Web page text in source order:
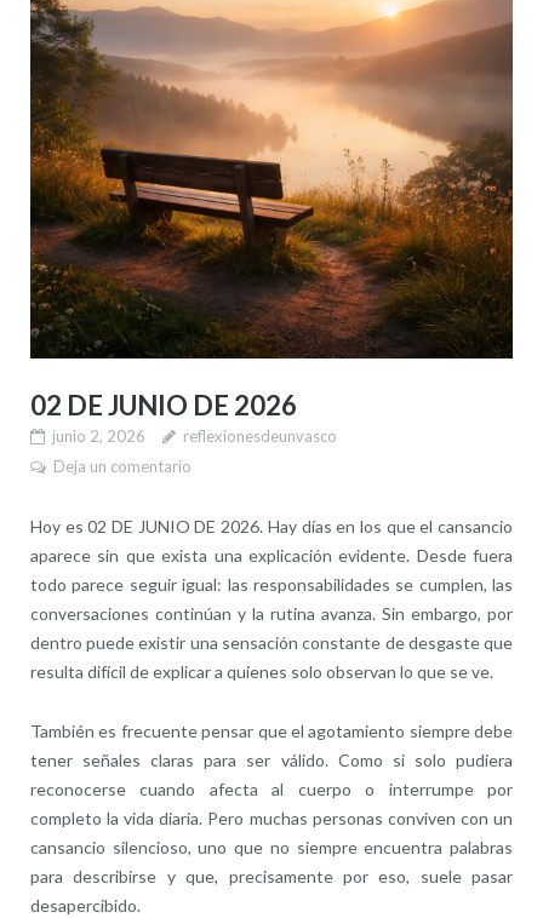
02 DE JUNIO DE 2026
junio 2, 2026
reflexionesdeunvasco
Deja un comentario
Hoy es 02 DE JUNIO DE 2026. Hay días en los que el cansancio
aparece sin que exista una explicación evidente. Desde fuera
todo parece seguir igual: las responsabilidades se cumplen, las
conversaciones continúan y la rutina avanza. Sin embargo, por
dentro puede existir una sensación constante de desgaste que
resulta difícil de explicar a quienes solo observan lo que se ve.
También es frecuente pensar que el agotamiento siempre debe
tener señales claras para ser válido. Como si solo pudiera
reconocerse cuando afecta al cuerpo o interrumpe por
completo la vida diaria. Pero muchas personas conviven con un
cansancio silencioso, uno que no siempre encuentra palabras
para describirse y que, precisamente por eso, suele pasar
desapercibido.